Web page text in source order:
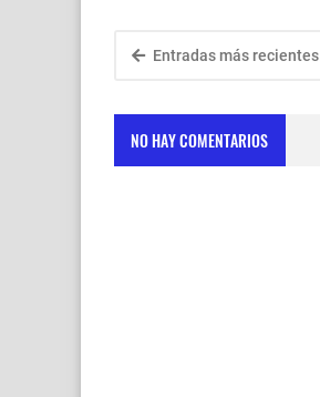
Entradas más recientes
NO HAY COMENTARIOS